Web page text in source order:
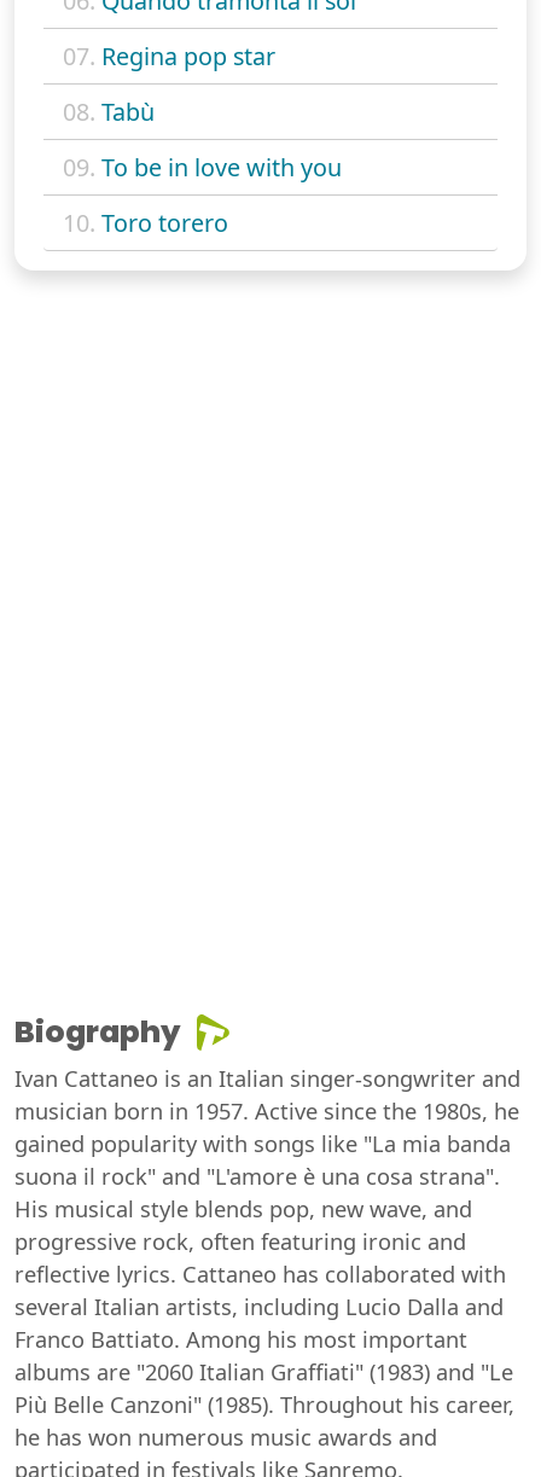
07. Regina pop star
08. Tabù
09. To be in love with you
10. Toro torero
Biography
Ivan Cattaneo is an Italian singer-songwriter and
musician born in 1957. Active since the 1980s, he
gained popularity with songs like "La mia banda
suona il rock" and "L'amore è una cosa strana".
His musical style blends pop, new wave, and
progressive rock, often featuring ironic and
reflective lyrics. Cattaneo has collaborated with
several Italian artists, including Lucio Dalla and
Franco Battiato. Among his most important
albums are "2060 Italian Graffiati" (1983) and "Le
Più Belle Canzoni" (1985). Throughout his career,
he has won numerous music awards and
participated in festivals like Sanremo.